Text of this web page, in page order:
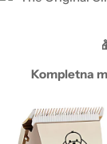
Kompletna